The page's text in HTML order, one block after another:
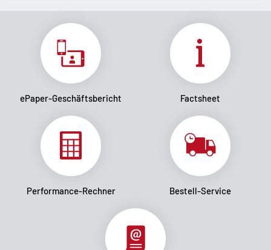
ePaper-Geschäftsbericht Factsheet
Performance-Rechner Bestell-Service